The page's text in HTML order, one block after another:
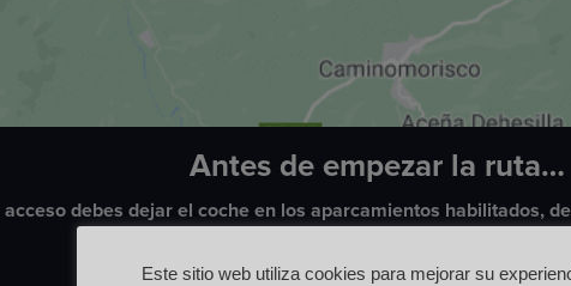
Antes de empezar la ruta…
debes dejar el coche en los aparcamientos habilitados,
Este sitio web utiliza cookies para mejorar su